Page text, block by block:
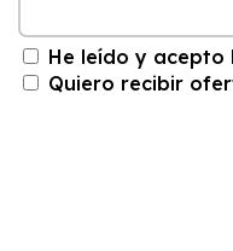
He leído y acepto
Quiero recibir